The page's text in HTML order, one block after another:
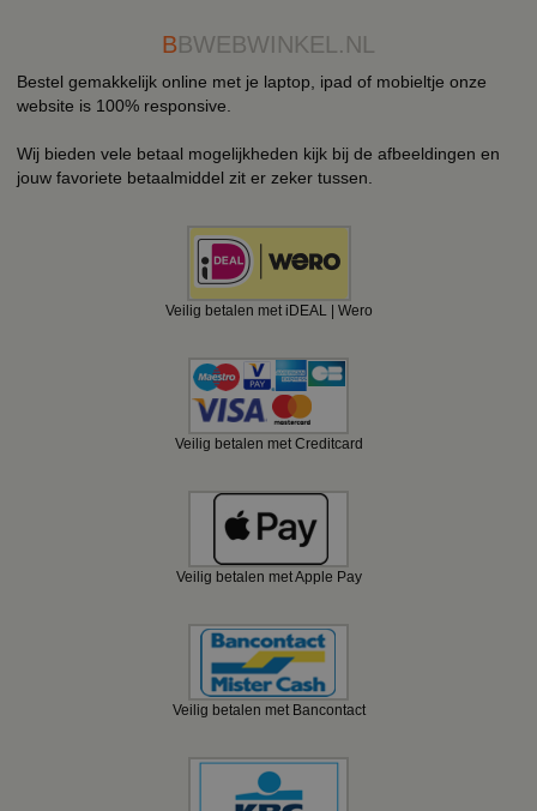
BBWEBWINKEL.NL
Bestel gemakkelijk online met je laptop, ipad of mobieltje onze
website is 100% responsive.
Wij bieden vele betaal mogelijkheden kijk bij de afbeeldingen en
jouw favoriete betaalmiddel zit er zeker tussen.
Veilig betalen met iDEAL | Wero
Veilig betalen met Creditcard
Veilig betalen met Apple Pay
Veilig betalen met Bancontact